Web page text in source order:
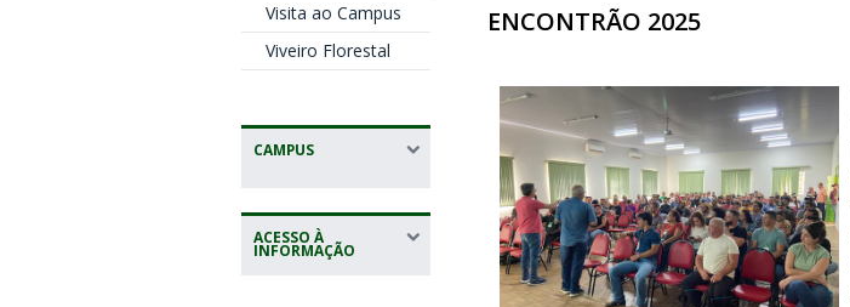
Visita ao Campus
Viveiro Florestal
CAMPUS
ACESSO À
INFORMAÇÃO
ENCONTRÃO 2025